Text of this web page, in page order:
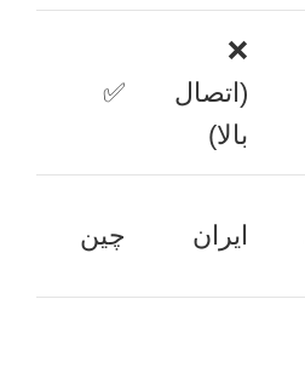
❌
(اتصال
بالا)
✅
ایران چین